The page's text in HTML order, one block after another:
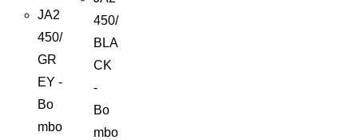
7,25 €.
JA2
450/
GR
EY -
Bo
mbo
450/
BLA
CK
-
Bo
mbo